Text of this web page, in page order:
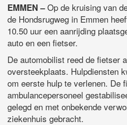
EMMEN –Op de kruising van
de Hondsrugweg in Emmen
10.50 uur een aanrijding
auto en een fietser.
De automobilist reed de fietser
oversteekplaats. Hulpdiensten
om eerste hulp te verlenen. De
ambulancepersoneel
gelegd en met onbekende
ziekenhuis gebracht.